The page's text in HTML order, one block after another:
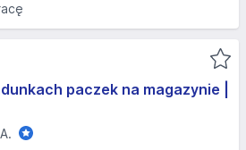
paczek na magazynie |